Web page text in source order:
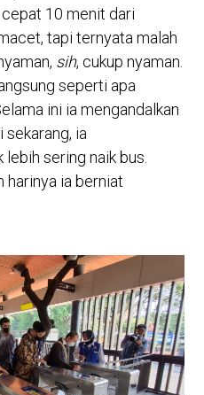
10 menit dari
tapi ternyata malah
sih, cukup nyaman.
seperti apa
ini ia mengandalkan
ia
sering naik bus.
harinya ia berniat